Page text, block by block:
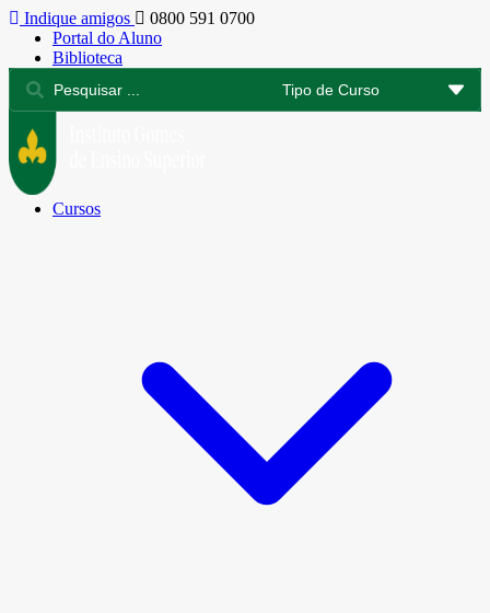
Indique amigos
0800 591 0700
Portal do Aluno
Biblioteca
Cursos